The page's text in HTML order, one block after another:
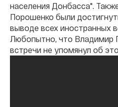
населения Донбасса".
Порошенко были
выводе всех иностранных
Любопытно, что Владимир
встречи не упомянул об